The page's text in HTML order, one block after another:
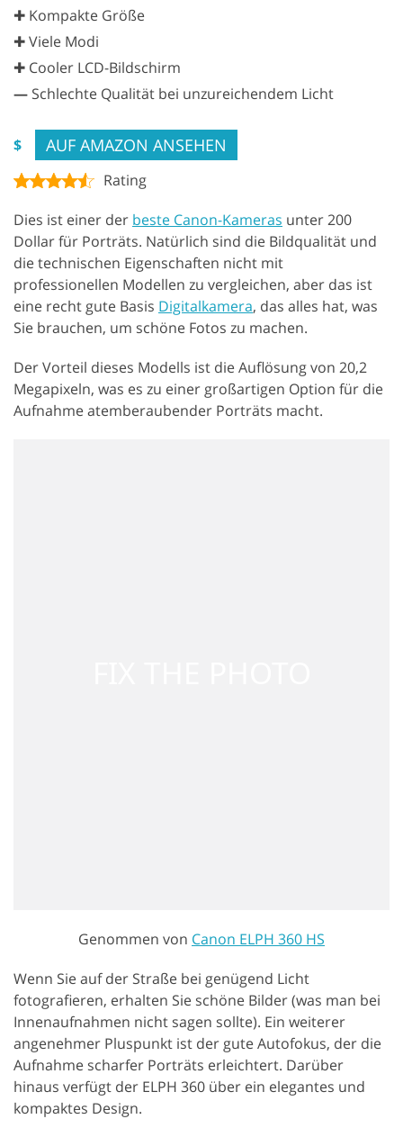
✚ Kompakte Größe
✚ Viele Modi
✚ Cooler LCD-Bildschirm
— Schlechte Qualität bei unzureichendem Licht
$ AUF AMAZON ANSEHEN
Rating
Dies ist einer der beste Canon-Kameras unter 200
Dollar für Porträts. Natürlich sind die Bildqualität und
die technischen Eigenschaften nicht mit
professionellen Modellen zu vergleichen, aber das ist
eine recht gute Basis Digitalkamera, das alles hat, was
Sie brauchen, um schöne Fotos zu machen.
Der Vorteil dieses Modells ist die Auflösung von 20,2
Megapixeln, was es zu einer großartigen Option für die
Aufnahme atemberaubender Porträts macht.
Genommen von Canon ELPH 360 HS
Wenn Sie auf der Straße bei genügend Licht
fotografieren, erhalten Sie schöne Bilder (was man bei
Innenaufnahmen nicht sagen sollte). Ein weiterer
angenehmer Pluspunkt ist der gute Autofokus, der die
Aufnahme scharfer Porträts erleichtert. Darüber
hinaus verfügt der ELPH 360 über ein elegantes und
kompaktes Design.